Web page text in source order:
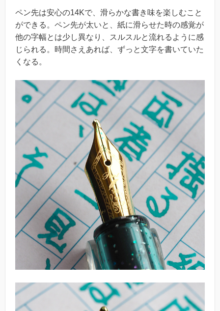
ペン先は安心の14Kで、滑らかな書き味を楽しむこと
ができる。ペン先が太いと、紙に滑らせた時の感覚が
他の字幅とは少し異なり、スルスルと流れるように感
じられる。時間さえあれば、ずっと文字を書いていた
くなる。